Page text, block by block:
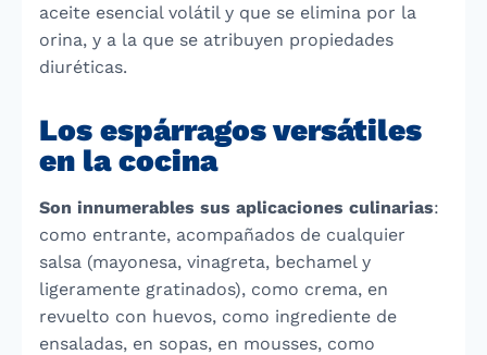
aceite esencial volátil y que se elimina por la
orina, y a la que se atribuyen propiedades
diuréticas.
Los espárragos versátiles
en la cocina
Son innumerables sus aplicaciones culinarias:
como entrante, acompañados de cualquier
salsa (mayonesa, vinagreta, bechamel y
ligeramente gratinados), como crema, en
revuelto con huevos, como ingrediente de
ensaladas, en sopas, en mousses, como